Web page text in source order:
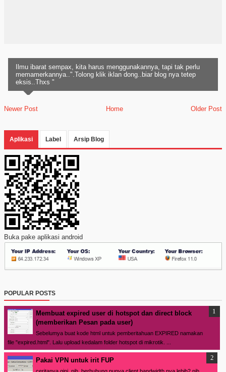
Ilmu ibarat sempax, kita harus menggunakannya, tapi tak perlu
memamerkannya..".Tolong klik iklan dong..biar blog nya tetep
eksis..Thxs "
Newer Post Older Post
Home
Aplikasi Label Arsip Blog
Buka pake aplikasi android
POPULAR POSTS
Membuat expired user di hotspot dan direct block
(memberikan Pesan pada user)
Sebelumya buat kode html untuk pemberitahuan EXPIRED namakan
file "expired.html". Lalu upload kedalam folder hotspot di mikrotik. ...
Pakai VPN untuk irit FUP
ceritanya gini..nih..berhubung punya client bandwidth nya lebih2 nih